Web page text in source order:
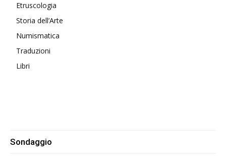
Etruscologia
Storia dell’Arte
Numismatica
Traduzioni
Libri
Sondaggio